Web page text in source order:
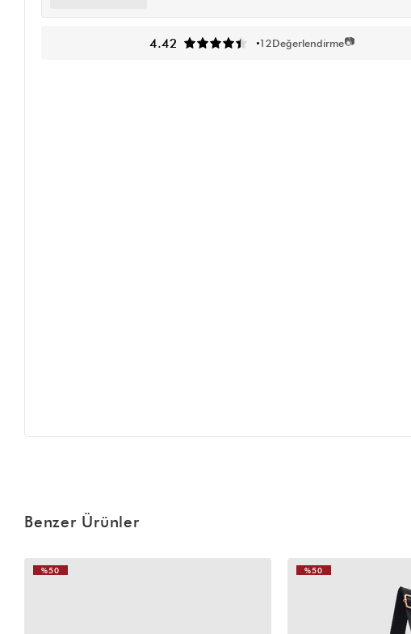
4.42 12Değerlendirme📷
Benzer Ürünler
%50
%50